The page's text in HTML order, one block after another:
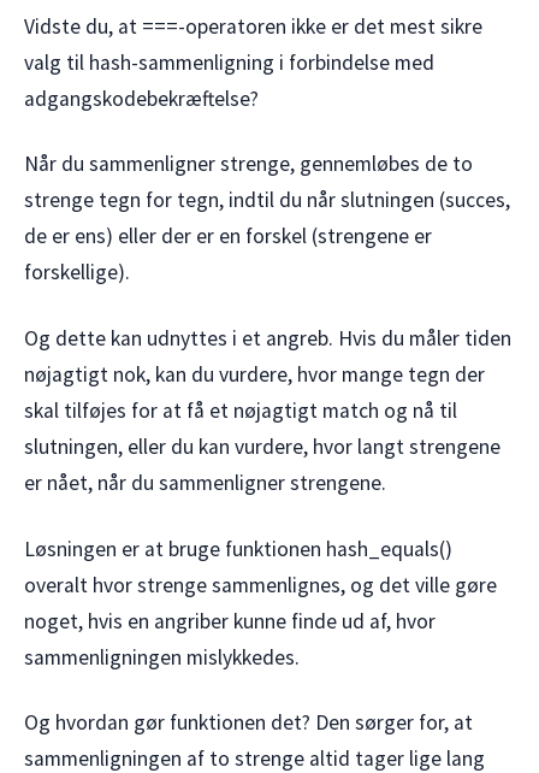
Vidste du, at ===-operatoren ikke er det mest sikre
valg til hash-sammenligning i forbindelse med
adgangskodebekræftelse?
Når du sammenligner strenge, gennemløbes de to
strenge tegn for tegn, indtil du når slutningen (succes,
de er ens) eller der er en forskel (strengene er
forskellige).
Og dette kan udnyttes i et angreb. Hvis du måler tiden
nøjagtigt nok, kan du vurdere, hvor mange tegn der
skal tilføjes for at få et nøjagtigt match og nå til
slutningen, eller du kan vurdere, hvor langt strengene
er nået, når du sammenligner strengene.
Løsningen er at bruge funktionen hash_equals()
overalt hvor strenge sammenlignes, og det ville gøre
noget, hvis en angriber kunne finde ud af, hvor
sammenligningen mislykkedes.
Og hvordan gør funktionen det? Den sørger for, at
sammenligningen af to strenge altid tager lige lang